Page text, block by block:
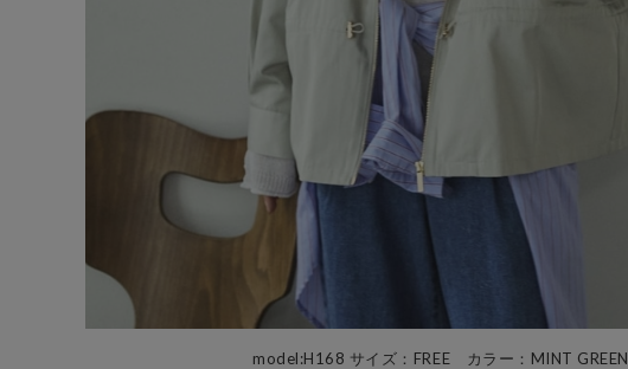
model:H168 サイズ：FREE カラー：MINT GREEN